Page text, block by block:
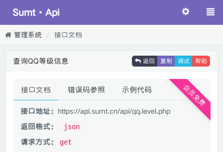
Sumt·Api
管理系统 接口文档
查询QQ等级信息 返回 复制 调试 帮助
会员免费
接口文档 错误码参照 示例代码
接口地址： https://api.sumt.cn/api/qq.level.php
返回格式：
json
请求方式： get